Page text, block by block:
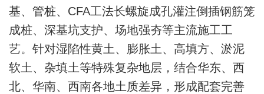
基、管桩、CFA工法长螺旋成孔灌注倒插钢筋笼
成桩、深基坑支护、场地强夯等主流施工工
艺。针对湿陷性黄土、膨胀土、高填方、淤泥
软土、杂填土等特殊复杂地层，结合华东、西
北、华南、西南各地土质差异，形成配套完善